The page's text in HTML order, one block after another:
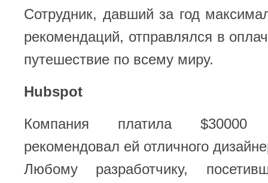
Сотрудник, давший за год
рекомендаций, отправлялся в
путешествие по всему миру.
Hubspot
Компания платила $30000
рекомендовал ей отличного
Любому разработчику,